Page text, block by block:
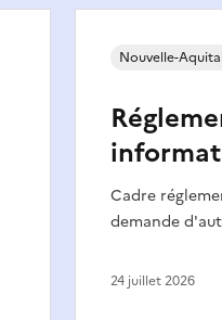
Cadre
demande
Nouvelle-
24 juillet 2026